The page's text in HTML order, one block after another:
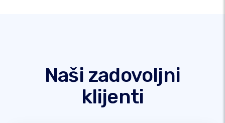
Naši zadovoljni
klijenti